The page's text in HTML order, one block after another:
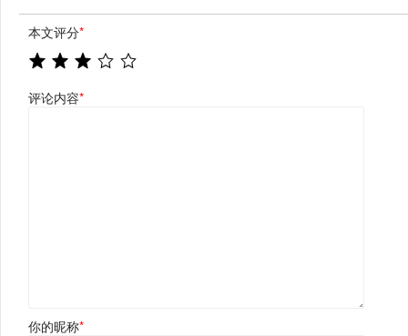
本文评分*
评论内容*
你的昵称*